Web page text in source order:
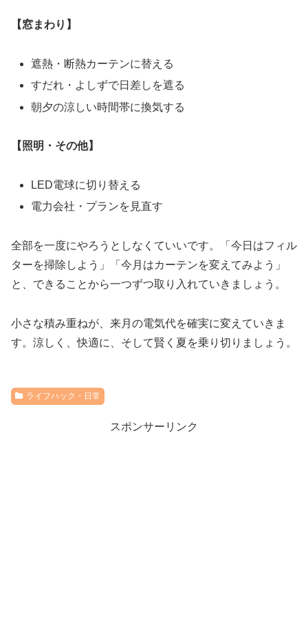
【窓まわり】
遮熱・断熱カーテンに替える
すだれ・よしずで日差しを遮る
朝夕の涼しい時間帯に換気する
【照明・その他】
LED電球に切り替える
電力会社・プランを見直す
全部を一度にやろうとしなくていいです。「今日はフィル
ターを掃除しよう」「今月はカーテンを変えてみよう」
と、できることから一つずつ取り入れていきましょう。
小さな積み重ねが、来月の電気代を確実に変えていきま
す。涼しく、快適に、そして賢く夏を乗り切りましょう。
ライフハック・日常
スポンサーリンク